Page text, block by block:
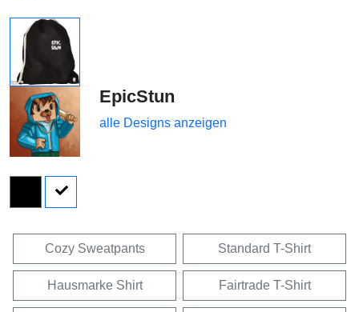
EpicStun
alle Designs anzeigen
Cozy Sweatpants Standard T-Shirt
Hausmarke Shirt Fairtrade T-Shirt